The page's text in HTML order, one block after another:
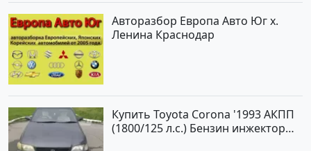
Авторазбор Европа Авто Юг х.
Ленина Краснодар
Купить Toyota Corona '1993 АКПП
(1800/125 л.с.) Бензин инжектор